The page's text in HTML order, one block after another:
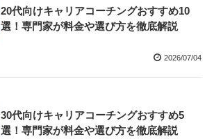
20代向けキャリアコーチングおすすめ10
選！専門家が料金や選び方を徹底解説
2026/07/04
30代向けキャリアコーチングおすすめ5
選！専門家が料金や選び方を徹底解説